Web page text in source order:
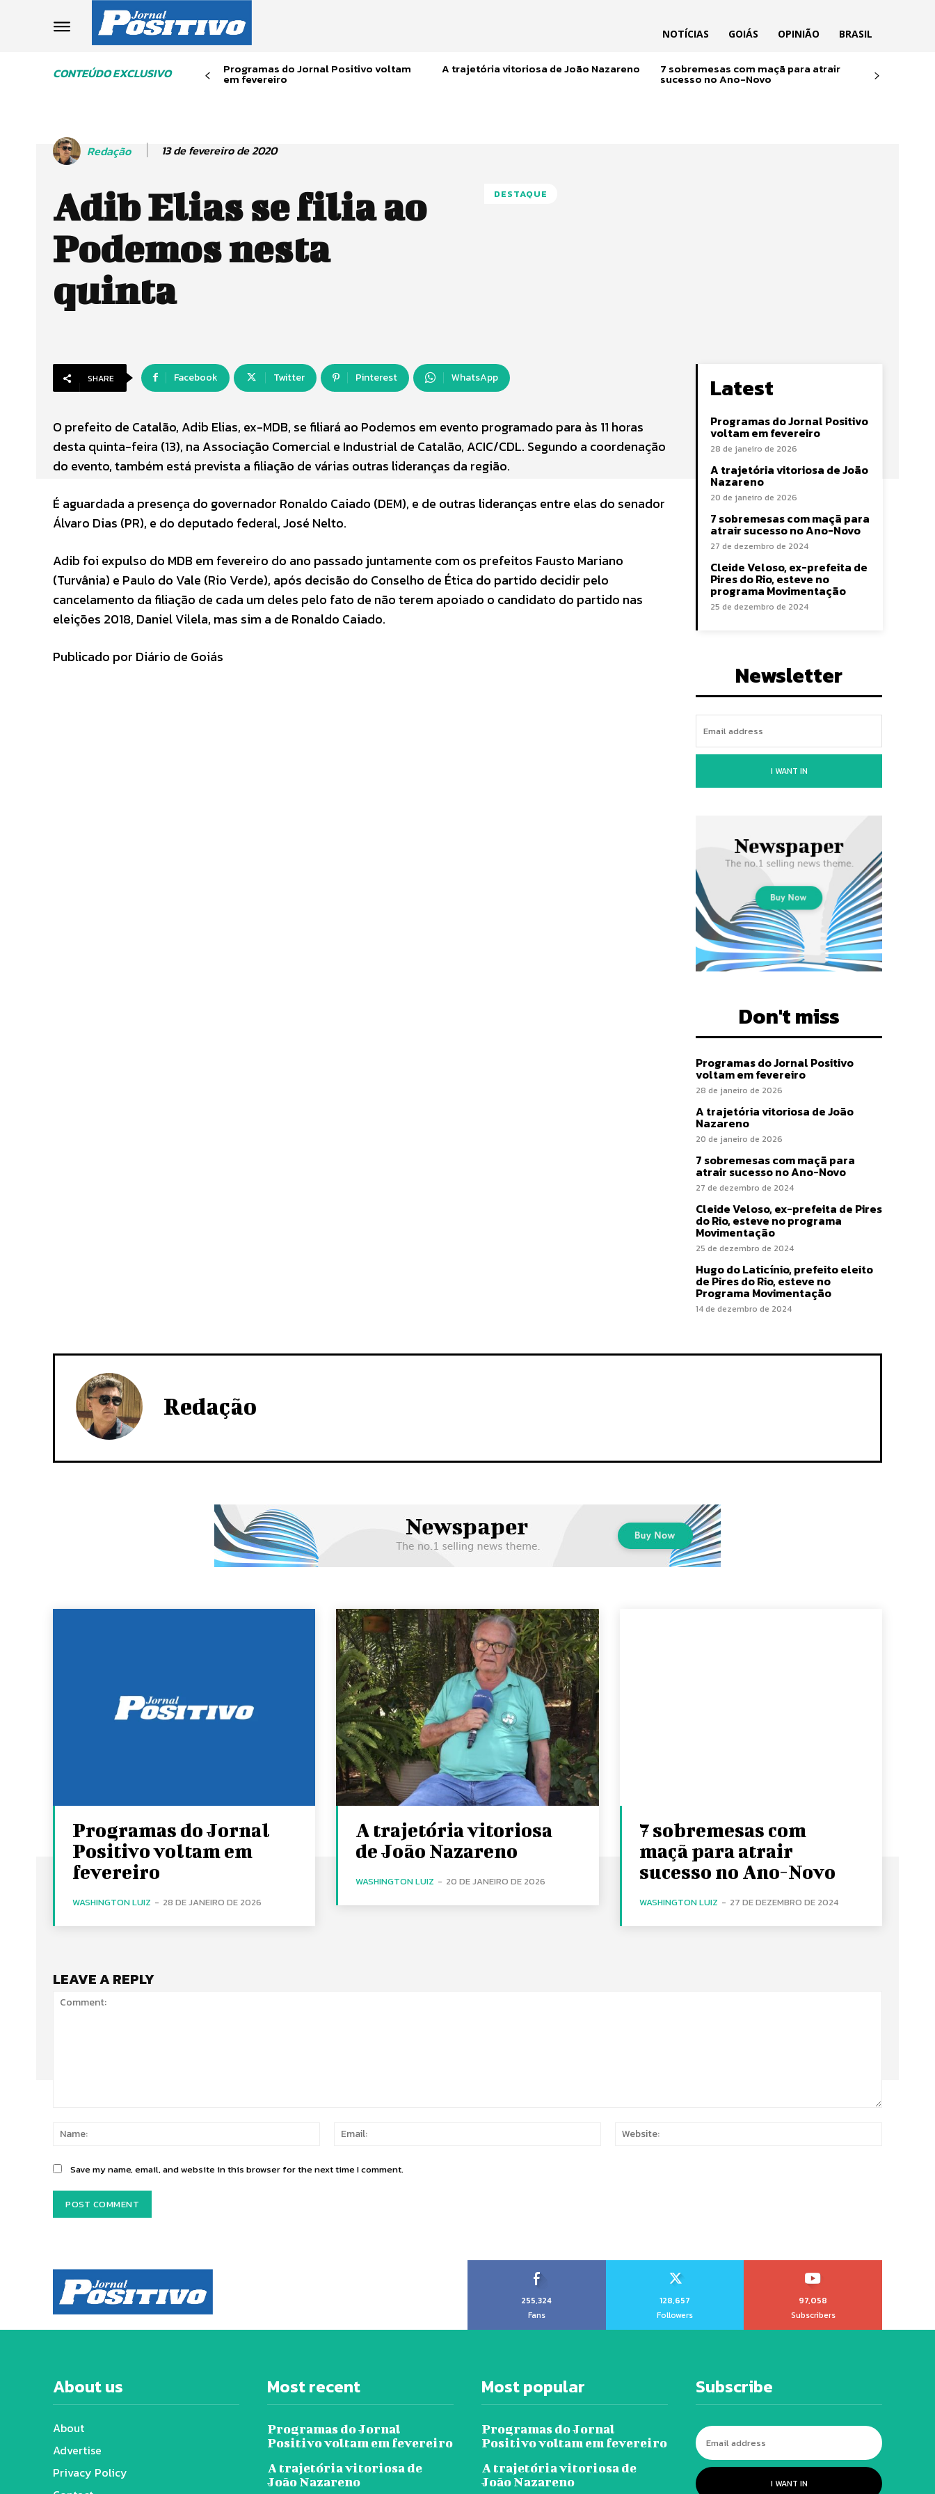
NOTÍCIAS GOIÁS OPINIÃO BRASIL
CONTEÚDO EXCLUSIVO Programas do Jornal Positivo voltam
em fevereiro
A trajetória vitoriosa de João Nazareno 7 sobremesas com maçã para atrair
sucesso no Ano-Novo
Redação 13 de fevereiro de 2020
Adib Elias se filia ao
Podemos nesta
quinta
DESTAQUE
SHARE Facebook Twitter Pinterest WhatsApp
O prefeito de Catalão, Adib Elias, ex-MDB, se filiará ao Podemos em evento programado para às 11 horas
desta quinta-feira (13), na Associação Comercial e Industrial de Catalão, ACIC/CDL. Segundo a coordenação
do evento, também está prevista a filiação de várias outras lideranças da região.
É aguardada a presença do governador Ronaldo Caiado (DEM), e de outras lideranças entre elas do senador
Álvaro Dias (PR), e do deputado federal, José Nelto.
Adib foi expulso do MDB em fevereiro do ano passado juntamente com os prefeitos Fausto Mariano
(Turvânia) e Paulo do Vale (Rio Verde), após decisão do Conselho de Ética do partido decidir pelo
cancelamento da filiação de cada um deles pelo fato de não terem apoiado o candidato do partido nas
eleições 2018, Daniel Vilela, mas sim a de Ronaldo Caiado.
Publicado por Diário de Goiás
Latest
Programas do Jornal Positivo
voltam em fevereiro
28 de janeiro de 2026
A trajetória vitoriosa de João
Nazareno
20 de janeiro de 2026
7 sobremesas com maçã para
atrair sucesso no Ano-Novo
27 de dezembro de 2024
Cleide Veloso, ex-prefeita de
Pires do Rio, esteve no
programa Movimentação
25 de dezembro de 2024
Newsletter
I WANT IN
Don't miss
Programas do Jornal Positivo
voltam em fevereiro
28 de janeiro de 2026
A trajetória vitoriosa de João
Nazareno
20 de janeiro de 2026
7 sobremesas com maçã para
atrair sucesso no Ano-Novo
27 de dezembro de 2024
Cleide Veloso, ex-prefeita de Pires
do Rio, esteve no programa
Movimentação
25 de dezembro de 2024
Hugo do Laticínio, prefeito eleito
de Pires do Rio, esteve no
Programa Movimentação
14 de dezembro de 2024
Redação
Programas do Jornal
Positivo voltam em
fevereiro
WASHINGTON LUIZ - 28 DE JANEIRO DE 2026
A trajetória vitoriosa
de João Nazareno
WASHINGTON LUIZ - 20 DE JANEIRO DE 2026
7 sobremesas com
maçã para atrair
sucesso no Ano-Novo
WASHINGTON LUIZ - 27 DE DEZEMBRO DE 2024
LEAVE A REPLY
Name:
Email:
Save my name, email, and website in this browser for the next time I comment.
255,324
Fans
128,657
Followers
97,058
Subscribers
About us
About
Advertise
Privacy Policy
Most recent
Programas do Jornal
Positivo voltam em fevereiro
A trajetória vitoriosa de
João Nazareno
Most popular
Programas do Jornal
Positivo voltam em fevereiro
A trajetória vitoriosa de
João Nazareno
Subscribe
I WANT IN